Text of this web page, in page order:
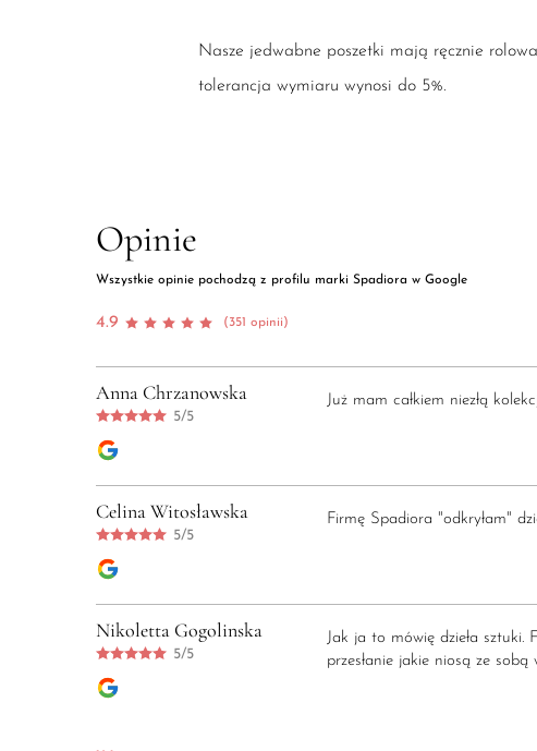
Nasze jedwabne poszetki mają ręcznie
tolerancja wymiaru wynosi do 5%.
Opinie
Wszystkie opinie pochodzą z profilu marki Spadiora w Google
4.9 (351 opinii)
Anna Chrzanowska
5/5
Już mam całkiem niezłą
Celina Witosławska
5/5
Firmę Spadiora "odkryłam"
Nikoletta Gogolinska
5/5
Jak ja to mówię dzieła sztuki.
przesłanie jakie niosą ze sobą